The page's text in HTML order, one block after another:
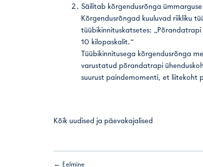
Säilitab kõrgendusrõnga
Kõrgendusrõngad kuuluvad riikliku
tüübikinnituskatsetes:
10 kilopaskalit.“
Tüübikinnitusega kõrgendusrõnga
varustatud põrandatrapi
suurust paindemomenti, et liitekoht
Kõik uudised ja päevakajalised
← Eelmine